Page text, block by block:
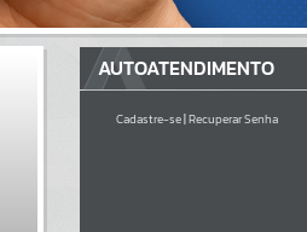
AUTOATENDIMENTO
Cadastre-se|Recuperar Senha